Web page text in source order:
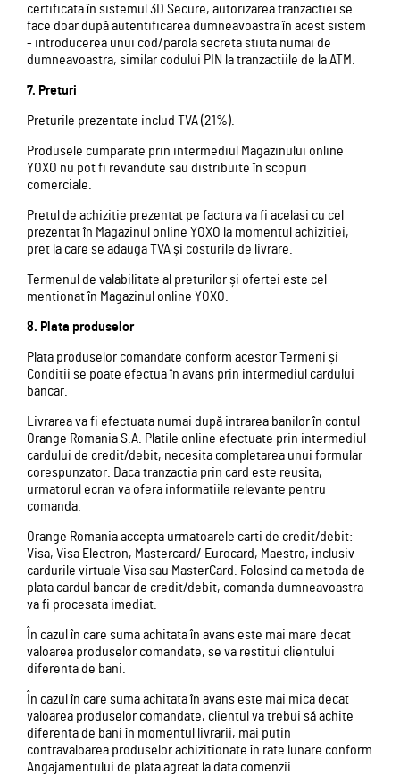
certificata în sistemul 3D Secure, autorizarea tranzactiei se
face doar după autentificarea dumneavoastra în acest sistem
- introducerea unui cod/parola secreta stiuta numai de
dumneavoastra, similar codului PIN la tranzactiile de la ATM.
7. Preturi
Preturile prezentate includ TVA (21%).
Produsele cumparate prin intermediul Magazinului online
YOXO nu pot fi revandute sau distribuite în scopuri
comerciale.
Pretul de achizitie prezentat pe factura va fi acelasi cu cel
prezentat în Magazinul online YOXO la momentul achizitiei,
pret la care se adauga TVA și costurile de livrare.
Termenul de valabilitate al preturilor și ofertei este cel
mentionat în Magazinul online YOXO.
8. Plata produselor
Plata produselor comandate conform acestor Termeni și
Conditii se poate efectua în avans prin intermediul cardului
bancar.
Livrarea va fi efectuata numai după intrarea banilor în contul
Orange Romania S.A. Platile online efectuate prin intermediul
cardului de credit/debit, necesita completarea unui formular
corespunzator. Daca tranzactia prin card este reusita,
urmatorul ecran va ofera informatiile relevante pentru
comanda.
Orange Romania accepta urmatoarele carti de credit/debit:
Visa, Visa Electron, Mastercard/ Eurocard, Maestro, inclusiv
cardurile virtuale Visa sau MasterCard. Folosind ca metoda de
plata cardul bancar de credit/debit, comanda dumneavoastra
va fi procesata imediat.
În cazul în care suma achitata în avans este mai mare decat
valoarea produselor comandate, se va restitui clientului
diferenta de bani.
În cazul în care suma achitata în avans este mai mica decat
valoarea produselor comandate, clientul va trebui să achite
diferenta de bani în momentul livrarii, mai putin
contravaloarea produselor achizitionate în rate lunare conform
Angajamentului de plata agreat la data comenzii.